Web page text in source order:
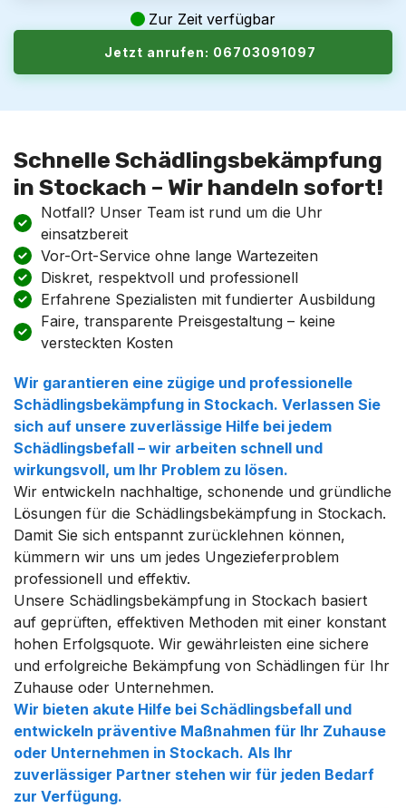
Zur Zeit verfügbar
Jetzt anrufen: 06703091097
Schnelle Schädlingsbekämpfung
in Stockach – Wir handeln sofort!
Notfall? Unser Team ist rund um die Uhr
einsatzbereit
Vor-Ort-Service ohne lange Wartezeiten
Diskret, respektvoll und professionell
Erfahrene Spezialisten mit fundierter Ausbildung
Faire, transparente Preisgestaltung – keine
versteckten Kosten
Wir garantieren eine zügige und professionelle
Schädlingsbekämpfung in Stockach. Verlassen Sie
sich auf unsere zuverlässige Hilfe bei jedem
Schädlingsbefall – wir arbeiten schnell und
wirkungsvoll, um Ihr Problem zu lösen.
Wir entwickeln nachhaltige, schonende und gründliche
Lösungen für die Schädlingsbekämpfung in Stockach.
Damit Sie sich entspannt zurücklehnen können,
kümmern wir uns um jedes Ungezieferproblem
professionell und effektiv.
Unsere Schädlingsbekämpfung in Stockach basiert
auf geprüften, effektiven Methoden mit einer konstant
hohen Erfolgsquote. Wir gewährleisten eine sichere
und erfolgreiche Bekämpfung von Schädlingen für Ihr
Zuhause oder Unternehmen.
Wir bieten akute Hilfe bei Schädlingsbefall und
entwickeln präventive Maßnahmen für Ihr Zuhause
oder Unternehmen in Stockach. Als Ihr
zuverlässiger Partner stehen wir für jeden Bedarf
zur Verfügung.